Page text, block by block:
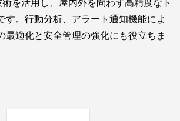
を活用し、屋内外を問わず高精度なト
す。行動分析、アラート通知機能によ
最適化と安全管理の強化にも役立ちま